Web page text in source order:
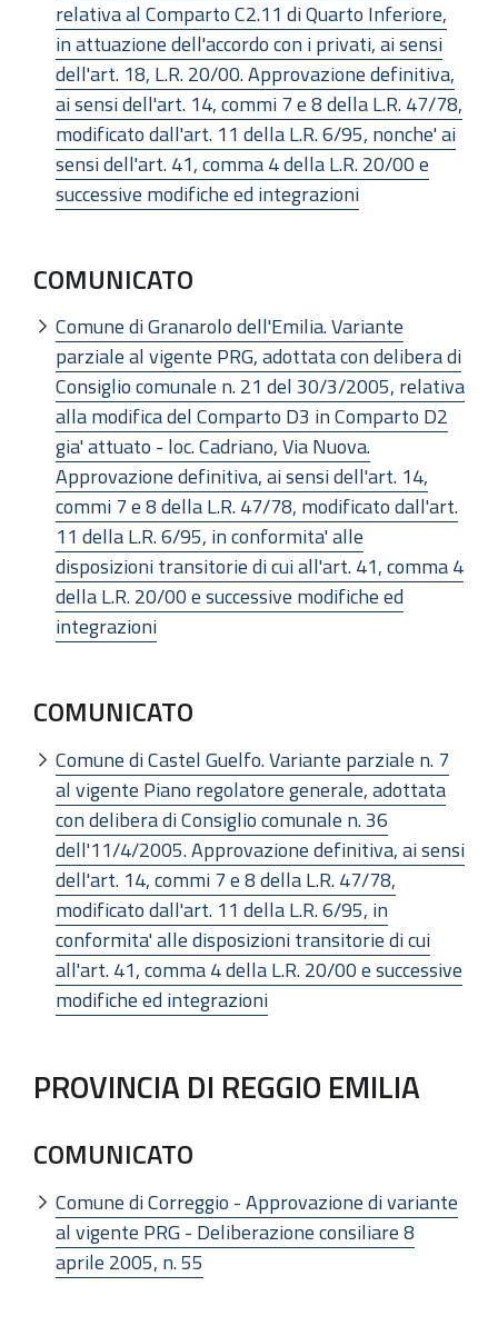
relativa al Comparto C2.11 di Quarto Inferiore,
in attuazione dell'accordo con i privati, ai sensi
dell'art. 18, L.R. 20/00. Approvazione definitiva,
ai sensi dell'art. 14, commi 7 e 8 della L.R. 47/78,
modificato dall'art. 11 della L.R. 6/95, nonche' ai
sensi dell'art. 41, comma 4 della L.R. 20/00 e
successive modifiche ed integrazioni
COMUNICATO
Comune di Granarolo dell'Emilia. Variante
parziale al vigente PRG, adottata con delibera di
Consiglio comunale n. 21 del 30/3/2005, relativa
alla modifica del Comparto D3 in Comparto D2
gia' attuato - loc. Cadriano, Via Nuova.
Approvazione definitiva, ai sensi dell'art. 14,
commi 7 e 8 della L.R. 47/78, modificato dall'art.
11 della L.R. 6/95, in conformita' alle
disposizioni transitorie di cui all'art. 41, comma 4
della L.R. 20/00 e successive modifiche ed
integrazioni
COMUNICATO
Comune di Castel Guelfo. Variante parziale n. 7
al vigente Piano regolatore generale, adottata
con delibera di Consiglio comunale n. 36
dell'11/4/2005. Approvazione definitiva, ai sensi
dell'art. 14, commi 7 e 8 della L.R. 47/78,
modificato dall'art. 11 della L.R. 6/95, in
conformita' alle disposizioni transitorie di cui
all'art. 41, comma 4 della L.R. 20/00 e successive
modifiche ed integrazioni
PROVINCIA DI REGGIO EMILIA
COMUNICATO
Comune di Correggio - Approvazione di variante
al vigente PRG - Deliberazione consiliare 8
aprile 2005, n. 55